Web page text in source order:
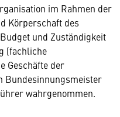
im Rahmen der
Körperschaft des
und Zuständigkeit
(fachliche
Geschäfte der
Bundesinnungsmeister
wahrgenommen.